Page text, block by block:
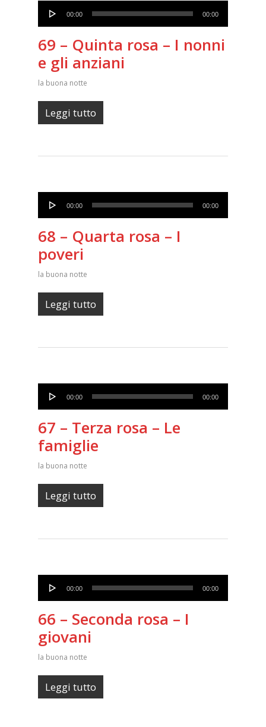
Audio
Player
00:00 00:00
69 – Quinta rosa – I nonni
e gli anziani
la buona notte
Leggi tutto
Audio
Player
00:00 00:00
68 – Quarta rosa – I
poveri
la buona notte
Leggi tutto
Audio
Player
00:00 00:00
67 – Terza rosa – Le
famiglie
la buona notte
Leggi tutto
Audio
Player
00:00 00:00
66 – Seconda rosa – I
giovani
la buona notte
Leggi tutto